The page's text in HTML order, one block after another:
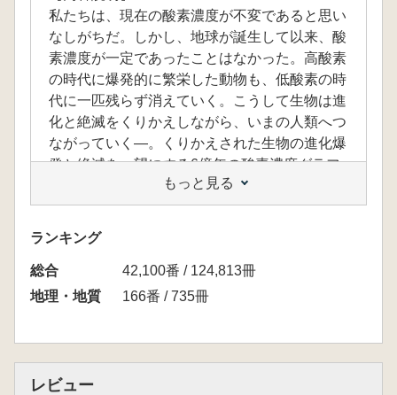
私たちは、現在の酸素濃度が不変であると思い
なしがちだ。しかし、地球が誕生して以来、酸
素濃度が一定であったことはなかった。高酸素
の時代に爆発的に繁栄した動物も、低酸素の時
代に一匹残らず消えていく。こうして生物は進
化と絶滅をくりかえしながら、いまの人類へつ
ながっていく—。くりかえされた生物の進化爆
発と絶滅を一望にする6億年の酸素濃度グラフ
—ゲオカーブサーフですべてが解き明かされ
る。
【目次】
第1章 哺乳類の呼吸とボディ・プラン
第2章 地質年代における酸素濃度の変化
二幕
もっと見る
ランキング
総合
42,100番 / 124,813冊
地理・地質
166番 / 735冊
レビュー